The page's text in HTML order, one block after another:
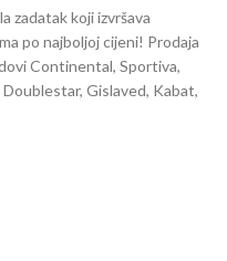
zadatak koji izvršava
po najboljoj cijeni! Prodaja
Continental, Sportiva,
Gislaved, Kabat,